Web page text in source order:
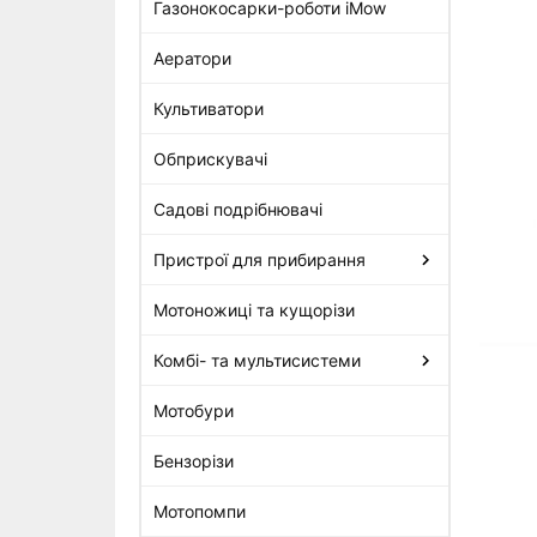
Газонокосарки-роботи iMow
Аератори
Культиватори
Обприскувачі
Садові подрібнювачі
Пристрої для прибирання
Мотоножиці та кущорізи
Комбі- та мультисистеми
Мотобури
Бензорізи
Мотопомпи
Гвинт IS-D5х20 стартера Stihl
250, FS 450 (0000-951-1100)